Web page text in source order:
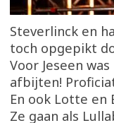
Steverlinck en
toch opgepikt
Voor Jeseen
afbijten!
En ook Lotte en
Ze gaan als